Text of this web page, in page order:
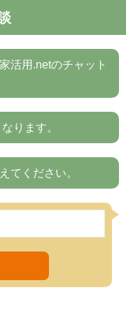
活用.netのチャット
ります。
てください。